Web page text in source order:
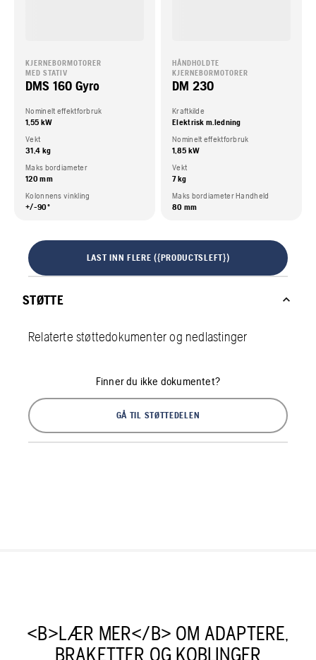
KJERNEBORMOTORER
MED STATIV
DMS 160 Gyro
Nominelt effektforbruk
1,55 kW
Vekt
31,4 kg
Maks bordiameter
120 mm
Kolonnens vinkling
+/-90º
HÅNDHOLDTE
KJERNEBORMOTORER
DM 230
Kraftkilde
Elektrisk m.ledning
Nominelt effektforbruk
1,85 kW
Vekt
7 kg
Maks bordiameter Handheld
80 mm
LAST INN FLERE ({PRODUCTSLEFT})
STØTTE
Relaterte støttedokumenter og nedlastinger
Finner du ikke dokumentet?
GÅ TIL STØTTEDELEN
<B>LÆR MER</B> OM ADAPTERE,
BRAKETTER OG KOBLINGER